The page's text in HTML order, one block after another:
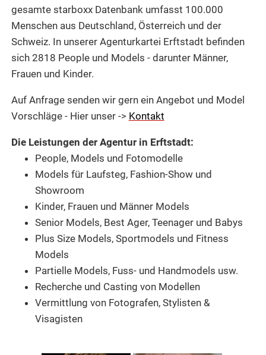
DE | EN
gesamte starboxx Datenbank umfasst 100.000
Menschen aus Deutschland, Österreich und der
Schweiz. In unserer Agenturkartei Erftstadt befinden
sich 2818 People und Models - darunter Männer,
Frauen und Kinder.
Auf Anfrage senden wir gern ein Angebot und Model
Vorschläge - Hier unser -> Kontakt
Die Leistungen der Agentur in Erftstadt:
People, Models und Fotomodelle
Models für Laufsteg, Fashion-Show und
Showroom
Kinder, Frauen und Männer Models
Senior Models, Best Ager, Teenager und Babys
Plus Size Models, Sportmodels und Fitness
Models
Partielle Models, Fuss- und Handmodels usw.
Recherche und Casting von Modellen
Vermittlung von Fotografen, Stylisten &
Visagisten